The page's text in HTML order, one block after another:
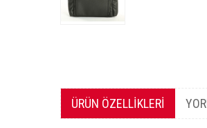
ÜRÜN ÖZELLIKLERI